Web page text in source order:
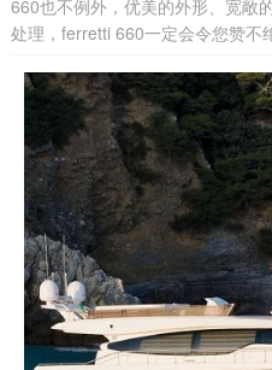
660也不例外，优美的外形、宽敞
处理，ferretti 660一定会令您赞不